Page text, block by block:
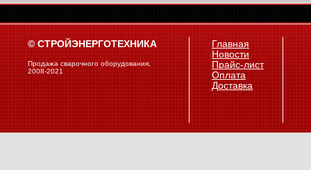
© СТРОЙЭНЕРГОТЕХНИКА
Продажа сварочного оборудования,
2008-2021
Главная
Новости
Прайс-лист
Оплата
Доставка